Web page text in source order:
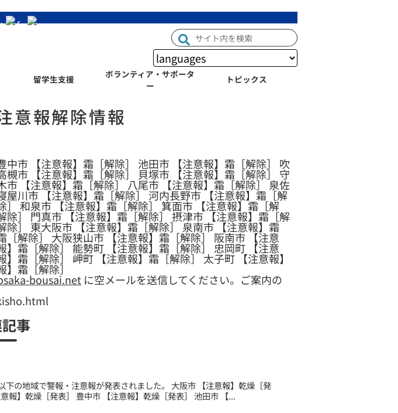
留学生支援
ボランティア・サポータ
ー
トピックス
意報解除情報
市 【注意報】霜［解除］ 池田市 【注意報】霜［解除］ 吹
市 【注意報】霜［解除］ 貝塚市 【注意報】霜［解除］ 守
【注意報】霜［解除］ 八尾市 【注意報】霜［解除］ 泉佐
川市 【注意報】霜［解除］ 河内長野市 【注意報】霜［解
和泉市 【注意報】霜［解除］ 箕面市 【注意報】霜［解
］ 門真市 【注意報】霜［解除］ 摂津市 【注意報】霜［解
］ 東大阪市 【注意報】霜［解除］ 泉南市 【注意報】霜
解除］ 大阪狭山市 【注意報】霜［解除］ 阪南市 【注意
霜［解除］ 能勢町 【注意報】霜［解除］ 忠岡町 【注意
霜［解除］ 岬町 【注意報】霜［解除］ 太子町 【注意報】
霜［解除］
bousai.net に空メールを送信してください。ご案内の
事
の地域で警報・注意報が発表されました。 大阪市 【注意報】乾燥［発
報】乾燥［発表］ 豊中市 【注意報】乾燥［発表］ 池田市 【...